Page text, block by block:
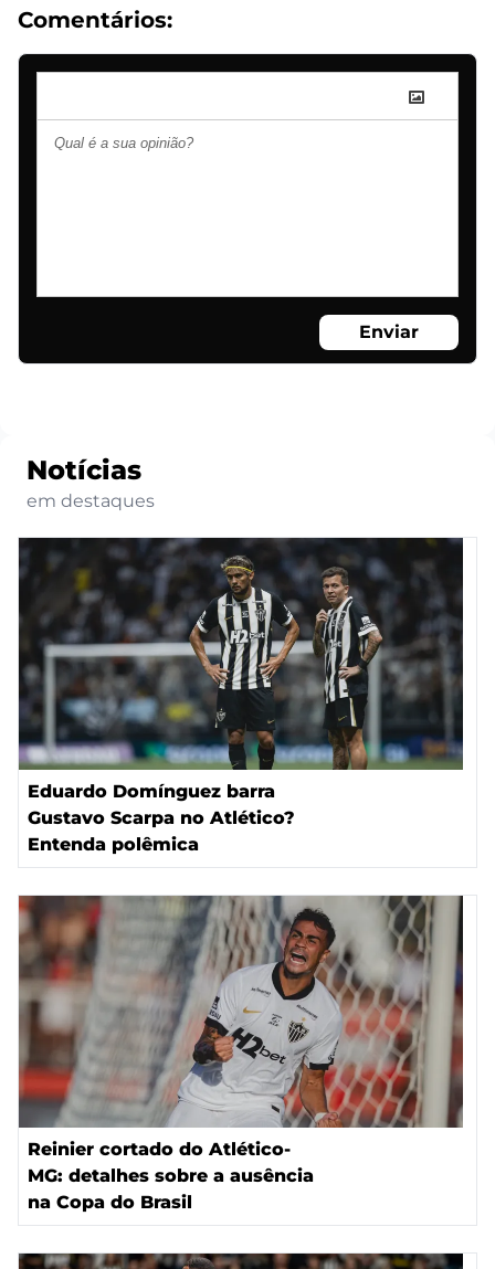
Comentários:
Enviar
Notícias
em destaques
Eduardo Domínguez barra
Gustavo Scarpa no Atlético?
Entenda polêmica
Reinier cortado do Atlético-
MG: detalhes sobre a ausência
na Copa do Brasil